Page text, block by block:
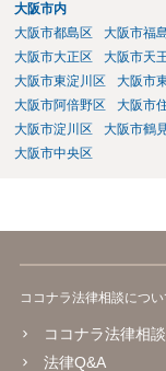
大阪市内
大阪市都島区
大阪市福
大阪市大正区
大阪市天
大阪市東淀川区
大阪市
大阪市阿倍野区
大阪市
大阪市淀川区
大阪市鶴
大阪市中央区
ココナラ法律相談につい
ココナラ法律相
法律Q&A